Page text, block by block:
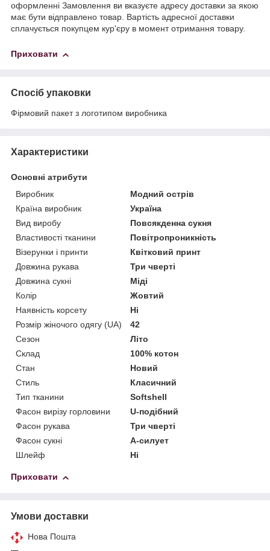
оформленні Замовлення ви вказуєте адресу доставки за якою
має бути відправлено товар. Вартість адресної доставки
сплачується покупцем кур'єру в момент отримання товару.
Приховати
Спосіб упаковки
Фірмовий пакет з логотипом виробника
Характеристики
Основні атрибути
Виробник
Модний острів
Країна виробник
Україна
Вид виробу
Повсякденна сукня
Властивості тканини
Повітропроникність
Візерунки і принти
Квітковий принт
Довжина рукава
Три чверті
Довжина сукні
Міді
Колір
Жовтий
Наявність корсету
Ні
Розмір жіночого одягу (UA)
42
Сезон
Літо
Склад
100% котон
Стан
Новий
Стиль
Класичний
Тип тканини
Softshell
Фасон вирізу горловини
U-подібний
Фасон рукава
Три чверті
Фасон сукні
А-силует
Шлейф
Ні
Приховати
Умови доставки
Нова Пошта